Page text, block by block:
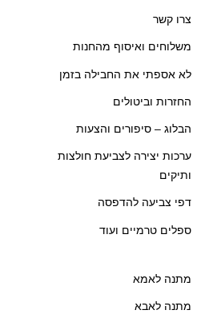
צרו קשר
משלוחים ואיסוף מהחנות
לא אספתי את החבילה בזמן
החזרות וביטולים
הבלוג – סיפורים והצעות
ערכות יצירה לצביעת חולצות
ותיקים
דפי צביעה להדפסה
ספלים טרמיים ועוד
מתנה לאמא
מתנה לאבא